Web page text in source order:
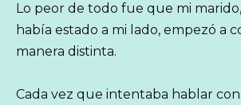
Lo peor de todo fue que mi
había estado a mi lado, empezó a
manera distinta.
Cada vez que intentaba hablar